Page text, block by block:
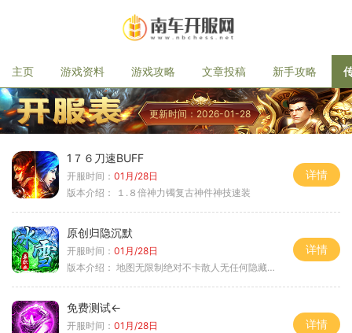
主页 游戏资料 游戏攻略 文章投稿 新手攻略
更新时间：2026-01-28
1７６刀速BUFF
开服时间： 01月/28日
版本介绍：
１.８倍神力镯复古神件神技速装
详情
原创归隐沉默
开服时间： 01月/28日
版本介绍： 地图无限制绝对不卡散人无任何隐藏消费
详情
免费测试←
开服时间： 01月/28日
详情